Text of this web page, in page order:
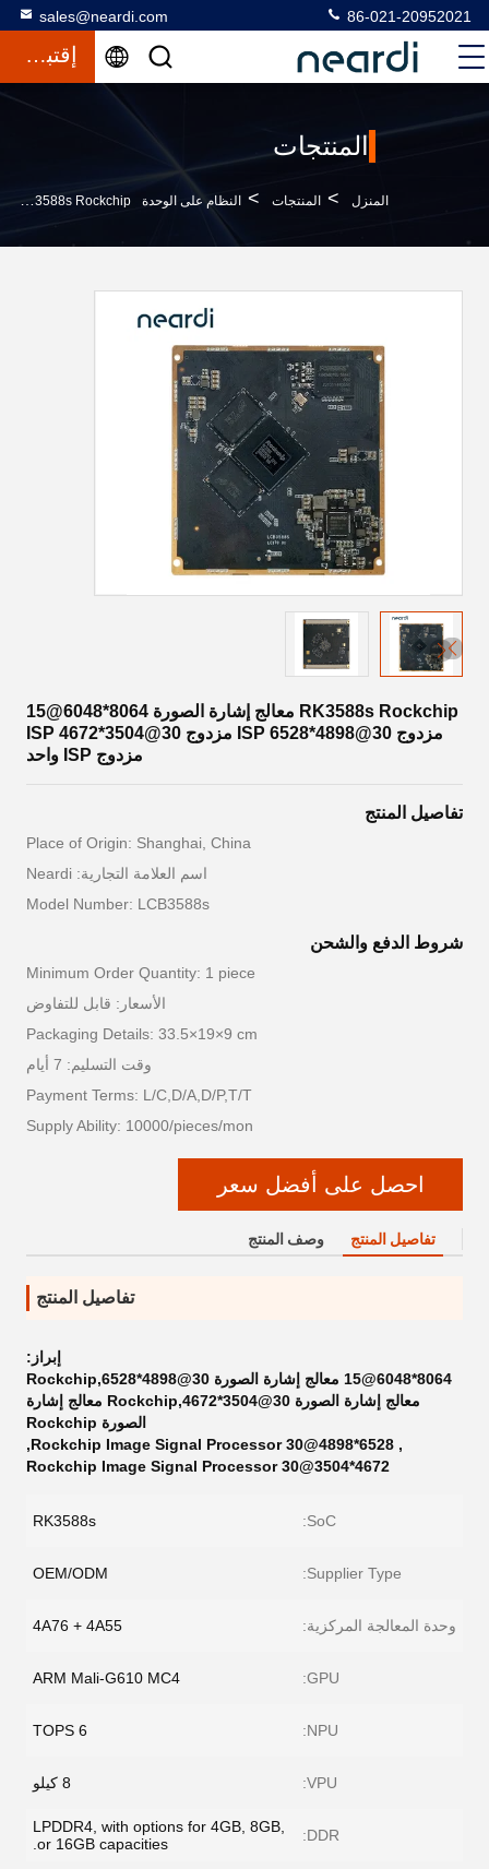
sales@neardi.com 86-021-20952021
إقتباس
المنتجات
المنزل > المنتجات > النظام على الوحدة SoM RK3588s Rockchip معالج إشارة الصورة 8064*6048@15 مزدوج ISP 6528*4898@30 مزدوج ISP 4672*3504@30 مزدوج ISP واحد
RK3588s Rockchip معالج إشارة الصورة 8064*6048@15
مزدوج ISP 6528*4898@30 مزدوج ISP 4672*3504@30
مزدوج ISP واحد
تفاصيل المنتج
Place of Origin: Shanghai, China
اسم العلامة التجارية: Neardi
Model Number: LCB3588s
شروط الدفع والشحن
Minimum Order Quantity: 1 piece
الأسعار: قابل للتفاوض
Packaging Details: 33.5×19×9 cm
وقت التسليم: 7 أيام
Payment Terms: L/C,D/A,D/P,T/T
Supply Ability: 10000/pieces/mon
احصل على أفضل سعر
تفاصيل المنتج وصف المنتج
تفاصيل المنتج
إبراز:
8064*6048@15 معالج إشارة الصورة Rockchip,6528*4898@30
معالج إشارة الصورة Rockchip,4672*3504@30 معالج إشارة
الصورة Rockchip
,
6528*4898@30 Rockchip Image Signal Processor
,
4672*3504@30 Rockchip Image Signal Processor
SoC:
RK3588s
Supplier Type:
OEM/ODM
وحدة المعالجة المركزية: 4A76 + 4A55
GPU:
ARM Mali-G610 MC4
NPU:
6 TOPS
VPU: 8 كيلو
DDR:
LPDDR4, with options for 4GB, 8GB,
or 16GB capacities.